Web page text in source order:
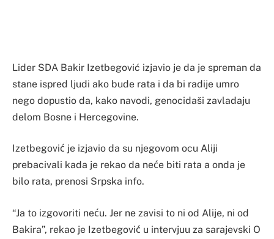
Lider SDA Bakir Izetbegović izjavio je da je spreman da
stane ispred ljudi ako bude rata i da bi radije umro
nego dopustio da, kako navodi, genocidaši zavladaju
delom Bosne i Hercegovine.
Izetbegović je izjavio da su njegovom ocu Aliji
prebacivali kada je rekao da neće biti rata a onda je
bilo rata, prenosi Srpska info.
“Ja to izgovoriti neću. Jer ne zavisi to ni od Alije, ni od
Bakira”, rekao je Izetbegović u intervjuu za sarajevski O